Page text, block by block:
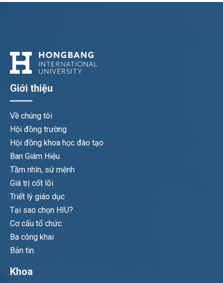
Giới thiệu
Về chúng tôi
Hội đồng trường
Hội đồng khoa học đào tạo
Ban Giám Hiệu
Tầm nhìn, sứ mệnh
Giá trị cốt lõi
Triết lý giáo dục
Tại sao chọn HIU?
Cơ cấu tổ chức
Ba công khai
Bản tin
Khoa